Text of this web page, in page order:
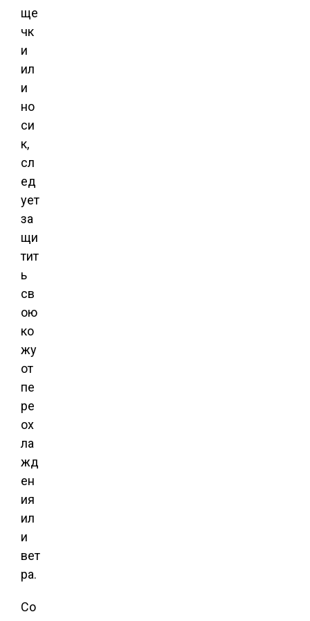
ще
чк
и
ил
и
но
си
к,
сл
ед
ует
за
щи
тит
ь
св
ою
ко
жу
от
пе
ре
ох
ла
жд
ен
ия
ил
и
вет
ра.
Со